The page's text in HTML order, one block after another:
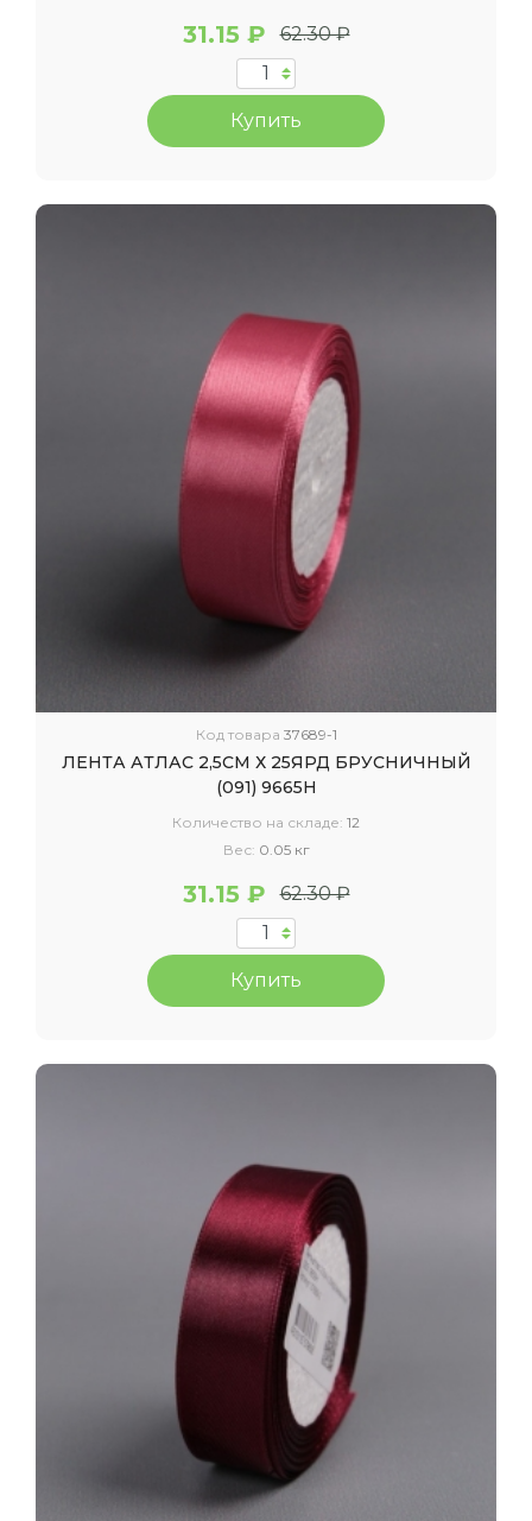
31.15 ₽ 62.30 ₽
Купить
Код товара 37689-1
ЛЕНТА АТЛАС 2,5СМ Х 25ЯРД БРУСНИЧНЫЙ
(091) 9665Н
Количество на складе: 12
Вес: 0.05 кг
31.15 ₽ 62.30 ₽
Купить